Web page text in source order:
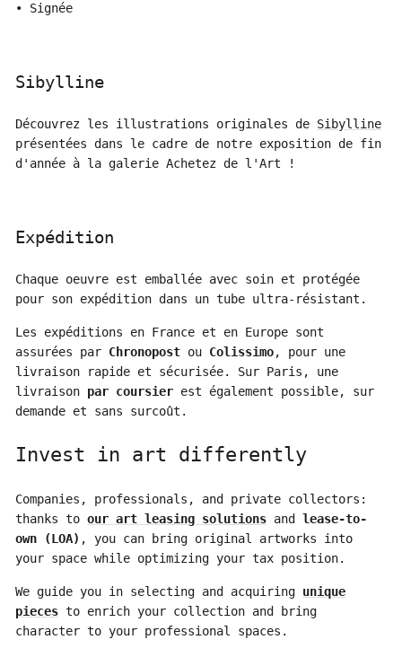
• Signée
Sibylline
Découvrez les illustrations originales de Sibylline
présentées dans le cadre de notre exposition de fin
d'année à la galerie Achetez de l'Art !
Expédition
Chaque oeuvre est emballée avec soin et protégée
pour son expédition dans un tube ultra-résistant.
Les expéditions en France et en Europe sont
assurées par Chronopost ou Colissimo, pour une
livraison rapide et sécurisée. Sur Paris, une
livraison par coursier est également possible, sur
demande et sans surcoût.
Invest in art differently
Companies, professionals, and private collectors:
thanks to our art leasing solutions and lease-to-
own (LOA) , you can bring original artworks into
your space while optimizing your tax position.
We guide you in selecting and acquiring unique
pieces to enrich your collection and bring
character to your professional spaces.